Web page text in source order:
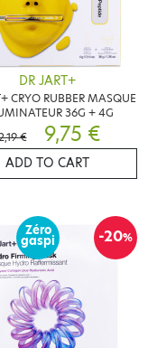
DR JART+
CRYO RUBBER MASQUE
36G + 4G
€
9,75 €
ADD TO CART
-20%
Zéro
gaspi